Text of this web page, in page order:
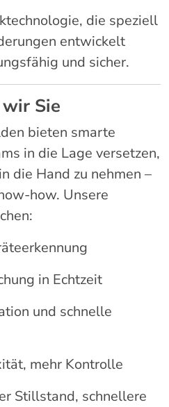
die speziell
entwickelt
und sicher.
Sie
bieten smarte
in die Lage versetzen,
die Hand zu nehmen –
how. Unsere
in Echtzeit
und schnelle
mehr Kontrolle
Stillstand, schnellere